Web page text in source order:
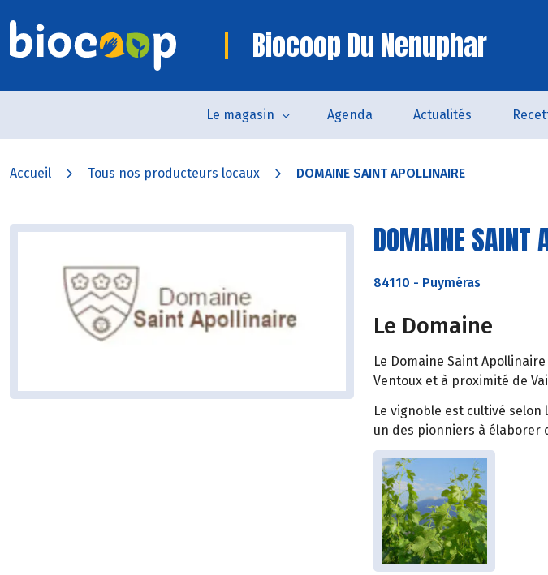
Biocoop Du Nenuphar
Le magasin Agenda Actualités
Accueil Tous nos producteurs locaux DOMAINE SAINT APOLLINAIRE
DOMAINE SAINT
84110 - Puyméras
Le Domaine
Le Domaine Saint
Ventoux et à proximité de
Le vignoble est cultivé selon
un des pionniers à élaborer